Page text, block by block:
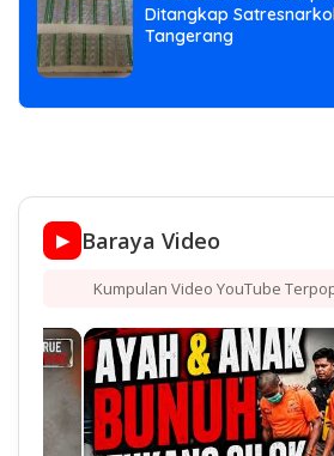
Ditangkap
Tangerang
▶ Baraya Video
Kumpulan Video YouTube